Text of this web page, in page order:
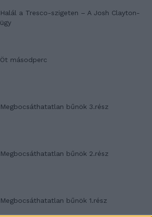
Halál a Tresco-szigeten – A Josh Clayton-
ügy
Öt másodperc
Megbocsáthatatlan bűnök 3.rész
Megbocsáthatatlan bűnök 2.rész
Megbocsáthatatlan bűnök 1.rész